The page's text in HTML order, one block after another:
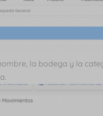
la bodega y la